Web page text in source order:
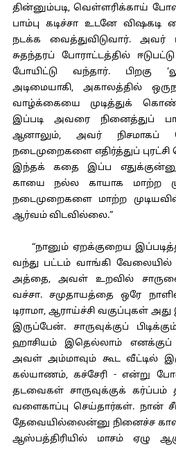
தின்னும்படி, வெள்ளரிக்காய்
பாம்பு கடிச்சா உடனே
நடக்க வைத்துவிடுவார். அவர்
சுதந்தரப் போராட்டத்தில்
போயிட்டு வந்தார். பிறகு
அடிமையாகி, அகாலத்தில்
வாழ்க்கையை முடித்துக்
இப்படி அவரை நினைத்துப்
ஆனாலும், அவர் நிசமாகப்
நடைமுறைகளை எதிர்த்துப்
இந்தக் கதை இப்ப எதுக்குன்னு
காயை நல்ல காயாக மாற்ற
நடைமுறைகளை மாற்ற
ஆர்வம் விடவில்லை.”
“நானும் ஏறக்குறைய
வந்து பட்டம் வாங்கி வேலையில்
அத்தை, அவள் உறவில்
வச்சா. சமுதாயத்தை ஒரே
டிராமா, ஆராய்ச்சி வகுப்புகள்
இருப்பேன். சாருவுக்குப்
ஹாசியம் இதெல்லாம் எனக்குப்
அவள் அம்மாவும் கூட வீட்டில்
கல்யாணம், கச்சேரி - என்று
தடவைகள் சாருவுக்குக் கர்ப்பம்
வளைகாப்பு செய்தார்கள். நான்
தேவையில்லைன்னு நினைச்ச
ஆஸ்பத்திரியில் மாசம் ஏழு